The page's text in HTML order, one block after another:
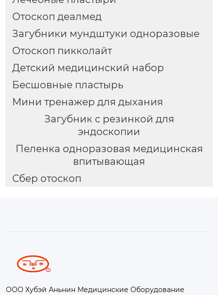
Отоскоп деалмед
Загубники мундштуки одноразовые
Отоскоп пикколайт
Детский медицинский набор
Бесшовные пластырь
Мини тренажер для дыхания
Загубник с резинкой для
эндоскопии
Пеленка одноразовая медицинская
впитывающая
Сбер отоскоп
ООО Хубэй Аньнин Медицинские Оборудование